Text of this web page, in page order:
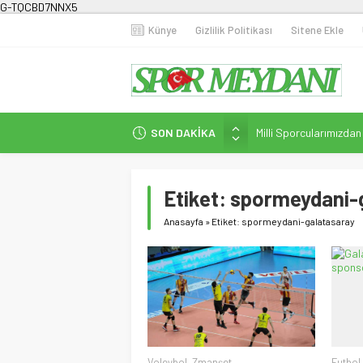
G-TQCBD7NNX5
Künye Gizlilik Politikası Sitene Ekle
SON DAKİKA
Milli
Karanlığa Karşı
İstanbul’da Doğa
Fenerbahçe Kadın
Efor Çay’dan Futbola
Etiket:
Anasayfa » Etiket: spormeydani-galatasaray